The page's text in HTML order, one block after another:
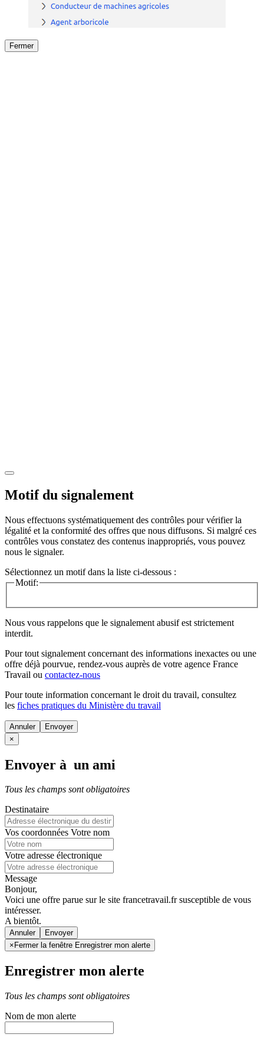
Fermer
Motif du signalement
Nous effectuons systématiquement des contrôles pour vérifier la
légalité et la conformité des offres que nous diffusons. Si malgré ces
contrôles vous constatez des contenus inappropriés, vous pouvez
nous le signaler.
Sélectionnez un motif dans la liste ci-dessous :
Motif:
Nous vous rappelons que le signalement abusif est strictement
interdit.
Pour tout signalement concernant des informations inexactes ou une
offre déjà pourvue, rendez-vous auprès de votre agence France
Travail ou contactez-nous
Pour toute information concernant le droit du travail, consultez
les fiches pratiques du Ministère du travail
Annuler
×
Envoyer à un ami
Tous les champs sont obligatoires
Destinataire
Vos coordonnées Votre nom
Votre adresse électronique
Message
Bonjour,
Voici une offre parue sur le site francetravail.fr susceptible de vous
intéresser.
A bientôt.
Annuler
× Fermer la fenêtre Enregistrer mon alerte
Enregistrer mon alerte
Tous les champs sont obligatoires
Nom de mon alerte